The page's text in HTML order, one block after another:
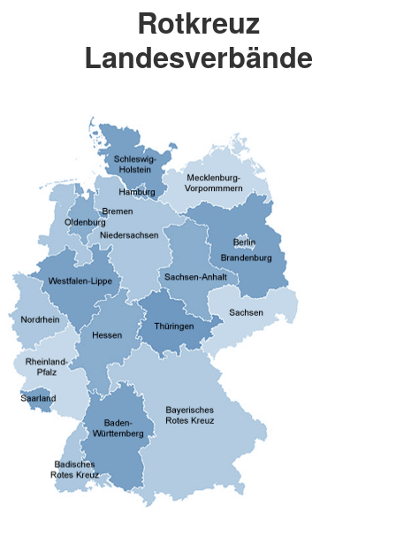
Rotkreuz
Landesverbände